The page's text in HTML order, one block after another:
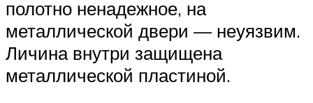
полотно ненадежное, на
металлической двери — неуязвим.
Личина внутри защищена
металлической пластиной.